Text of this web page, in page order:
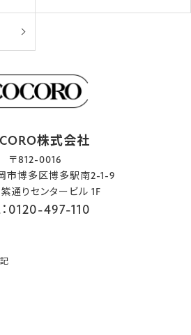
株式会社
〒812-0016
市博多区博多駅南2-1-9
通りセンタービル 1F
：0120-497-110